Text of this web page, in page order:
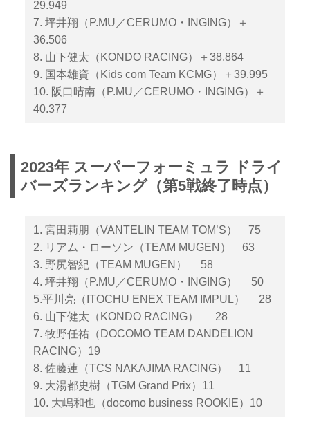
29.949
7. 坪井翔（P.MU／CERUMO・INGING）＋
36.506
8. 山下健太（KONDO RACING）＋38.864
9. 国本雄資（Kids com Team KCMG）＋39.995
10. 阪口晴南（P.MU／CERUMO・INGING）＋
40.377
2023年 スーパーフォーミュラ ドライ
バーズランキング（第5戦終了時点）
1. 宮田莉朋（VANTELIN TEAM TOM’S） 75
2. リアム・ローソン（TEAM MUGEN） 63
3. 野尻智紀（TEAM MUGEN） 58
4. 坪井翔（P.MU／CERUMO・INGING） 50
5.平川亮（ITOCHU ENEX TEAM IMPUL） 28
6. 山下健太（KONDO RACING） 28
7. 牧野任祐（DOCOMO TEAM DANDELION
RACING）19
8. 佐藤蓮（TCS NAKAJIMA RACING） 11
9. 大湯都史樹（TGM Grand Prix）11
10. 大嶋和也（docomo business ROOKIE）10